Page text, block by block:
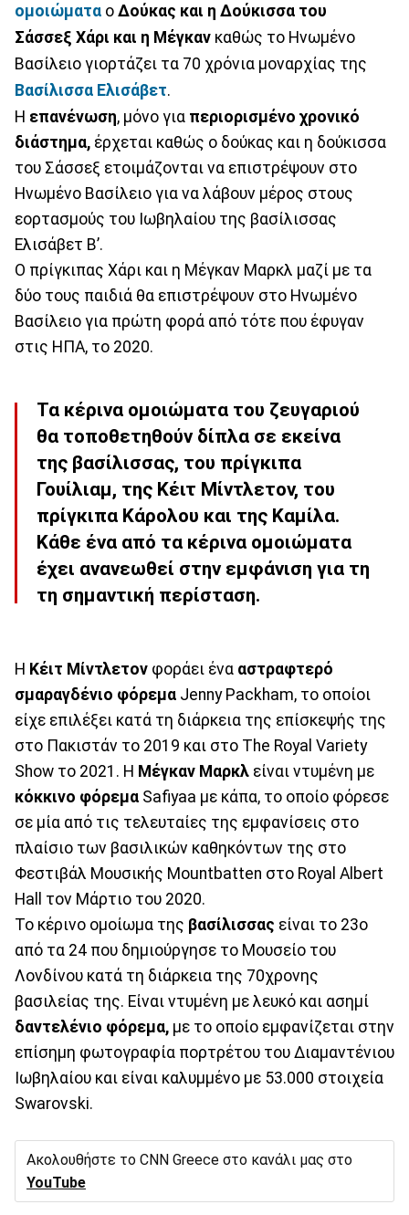
ομοιώματα ο Δούκας και η Δούκισσα του
Σάσσεξ Χάρι και η Μέγκαν καθώς το Ηνωμένο
Βασίλειο γιορτάζει τα 70 χρόνια μοναρχίας της
Βασίλισσα Ελισάβετ.
Η επανένωση, μόνο για περιορισμένο χρονικό
διάστημα, έρχεται καθώς ο δούκας και η δούκισσα
του Σάσσεξ ετοιμάζονται να επιστρέψουν στο
Ηνωμένο Βασίλειο για να λάβουν μέρος στους
εορτασμούς του Ιωβηλαίου της βασίλισσας
Ελισάβετ Β’.
Ο πρίγκιπας Χάρι και η Μέγκαν Μαρκλ μαζί με τα
δύο τους παιδιά θα επιστρέψουν στο Ηνωμένο
Βασίλειο για πρώτη φορά από τότε που έφυγαν
στις ΗΠΑ, το 2020.
Τα κέρινα ομοιώματα του ζευγαριού
θα τοποθετηθούν δίπλα σε εκείνα
της βασίλισσας, του πρίγκιπα
Γουίλιαμ, της Κέιτ Μίντλετον, του
πρίγκιπα Κάρολου και της Καμίλα.
Κάθε ένα από τα κέρινα ομοιώματα
έχει ανανεωθεί στην εμφάνιση για τη
τη σημαντική περίσταση.
Η Κέιτ Μίντλετον φοράει ένα αστραφτερό
σμαραγδένιο φόρεμα Jenny Packham, το οποίοι
είχε επιλέξει κατά τη διάρκεια της επίσκεψής της
στο Πακιστάν το 2019 και στο The Royal Variety
Show το 2021. Η Μέγκαν Μαρκλ είναι ντυμένη με
κόκκινο φόρεμα Safiyaa με κάπα, το οποίο φόρεσε
σε μία από τις τελευταίες της εμφανίσεις στο
πλαίσιο των βασιλικών καθηκόντων της στο
Φεστιβάλ Μουσικής Mountbatten στο Royal Albert
Hall τον Μάρτιο του 2020.
Το κέρινο ομοίωμα της βασίλισσας είναι το 23ο
από τα 24 που δημιούργησε το Μουσείο του
Λονδίνου κατά τη διάρκεια της 70χρονης
βασιλείας της. Είναι ντυμένη με λευκό και ασημί
δαντελένιο φόρεμα, με το οποίο εμφανίζεται στην
επίσημη φωτογραφία πορτρέτου του Διαμαντένιου
Ιωβηλαίου και είναι καλυμμένο με 53.000 στοιχεία
Swarovski.
Ακολουθήστε το CNN Greece στο κανάλι μας στο
YouTube